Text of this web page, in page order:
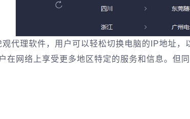
代理软件，用户可以轻松切换电脑的IP地址，
在网络上享受更多地区特定的服务和信息。但